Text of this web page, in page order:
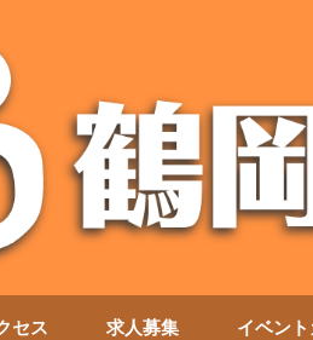
セス 求人募集 イベン